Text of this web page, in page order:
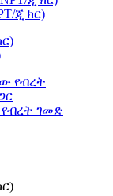
ጂ ክር)
ገመድ